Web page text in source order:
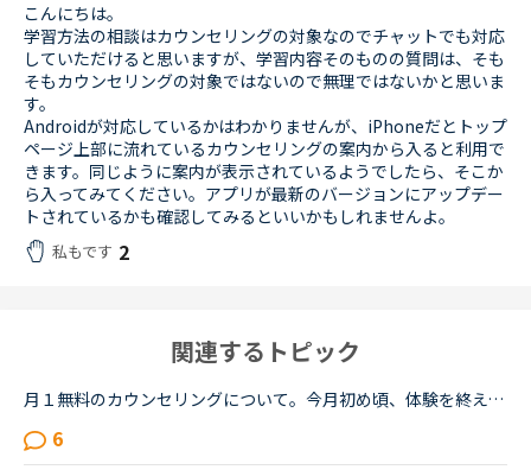
こんにちは。
学習方法の相談はカウンセリングの対象なのでチャットでも対応
していただけると思いますが、学習内容そのものの質問は、そも
そもカウンセリングの対象ではないので無理ではないかと思いま
す。
Androidが対応しているかはわかりませんが、iPhoneだとトップ
ページ上部に流れているカウンセリングの案内から入ると利用で
きます。同じように案内が表示されているようでしたら、そこか
ら入ってみてください。アプリが最新のバージョンにアップデー
トされているかも確認してみるといいかもしれませんよ。
私もです 2
関連するトピック
月１無料のカウンセリングについて。今月初め頃、体験を終えて正式に入会しました。小１の子供ですが、プリスクールに通っていたのでそこそこ話せます。が、子供なので果してどこまで文法など理解しているのかわ...
6